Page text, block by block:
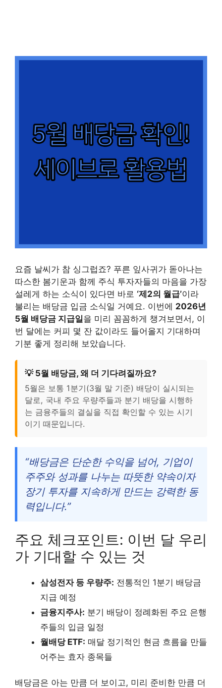
요즘 날씨가 참 싱그럽죠? 푸른 잎사귀가 돋아나는
따스한 봄기운과 함께 주식 투자자들의 마음을 가장
설레게 하는 소식이 있다면 바로 ‘제2의 월급’이라
불리는 배당금 입금 소식일 거예요. 이번에 2026년
5월 배당금 지급일을 미리 꼼꼼하게 챙겨보면서, 이
번 달에는 커피 몇 잔 값이라도 들어올지 기대하며
기분 좋게 정리해 보았습니다.
💡 5월 배당금, 왜 더 기다려질까요?
5월은 보통 1분기(3월 말 기준) 배당이 실시되는
달로, 국내 주요 우량주들과 분기 배당을 시행하
는 금융주들의 결실을 직접 확인할 수 있는 시기
이기 때문입니다.
“배당금은 단순한 수익을 넘어, 기업이
주주와 성과를 나누는 따뜻한 약속이자
장기 투자를 지속하게 만드는 강력한 동
력입니다.”
주요 체크포인트: 이번 달 우리
가 기대할 수 있는 것
삼성전자 등 우량주: 전통적인 1분기 배당금
지급 예정
금융지주사: 분기 배당이 정례화된 주요 은행
주들의 입금 일정
월배당 ETF: 매달 정기적인 현금 흐름을 만들
어주는 효자 종목들
배당금은 아는 만큼 더 보이고, 미리 준비한 만큼 더